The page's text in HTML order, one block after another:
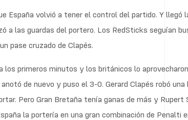
España volvió a tener el control del partido. Y llegó
a las guardas del portero. Los RedSticks seguían
pase cruzado de Clapés.
los primeros minutos y los británicos lo
de nuevo y puso el 3-0. Gerard Clapés robó
Pero Gran Bretaña tenía ganas de más y Rupert
la portería en una gran combinación de Penalti